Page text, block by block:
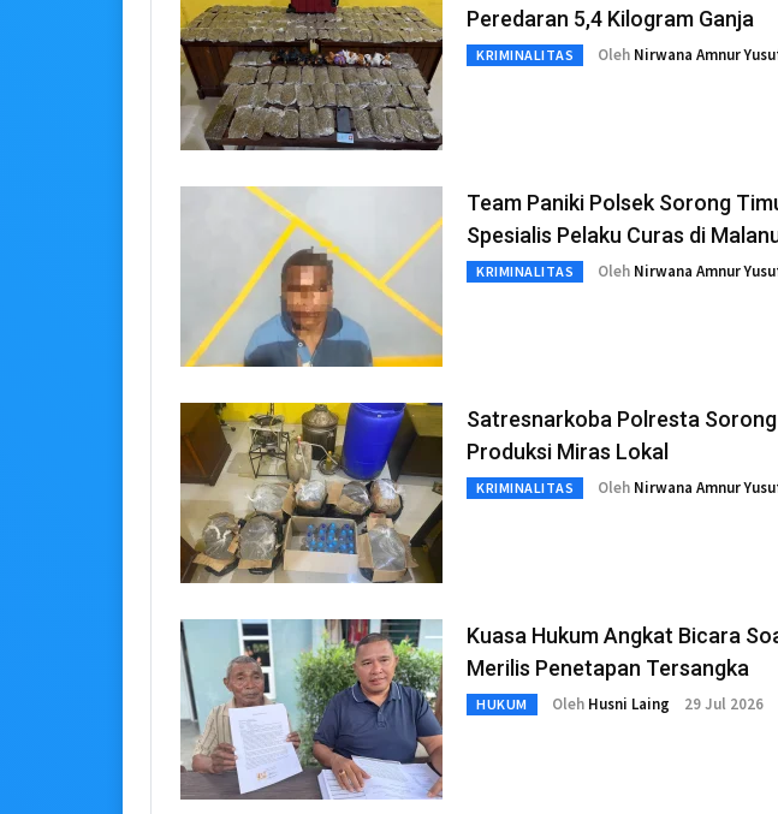
Peredaran 5,4 Kilogram Ganja
KRIMINALITAS Oleh Nirwana Amnur
Team Paniki Polsek Sorong
Spesialis Pelaku Curas di
KRIMINALITAS Oleh Nirwana Amnur
Satresnarkoba Polresta
Produksi Miras Lokal
KRIMINALITAS Oleh Nirwana Amnur
Kuasa Hukum Angkat Bicara
Merilis Penetapan Tersangka
HUKUM Oleh Husni Laing 29 Jul 2026